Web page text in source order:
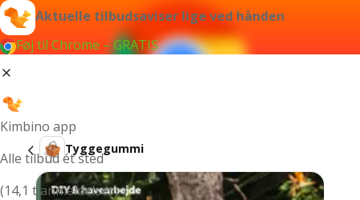
Aktuelle tilbudsaviser lige ved hånden
Føj til Chrome – GRATIS
Kimbino app
Alle tilbud ét sted
(14,1 t anmeldelser)
Tyggegummi